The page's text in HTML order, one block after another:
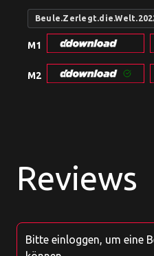
M1
M2
Reviews
Bitte einloggen, um eine